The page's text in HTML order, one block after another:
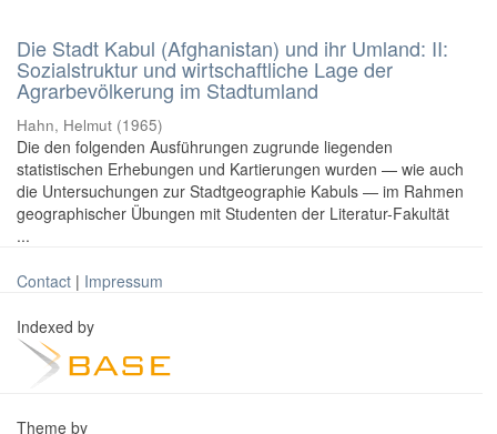
Die Stadt Kabul (Afghanistan) und ihr Umland: II:
Sozialstruktur und wirtschaftliche Lage der
Agrarbevölkerung im Stadtumland
Hahn, Helmut (1965)
Die den folgenden Ausführungen zugrunde liegenden
statistischen Erhebungen und Kartierungen wurden — wie auch
die Untersuchungen zur Stadtgeographie Kabuls — im Rahmen
geographischer Übungen mit Studenten der Literatur-Fakultät
...
Contact | Impressum
Indexed by
Theme by